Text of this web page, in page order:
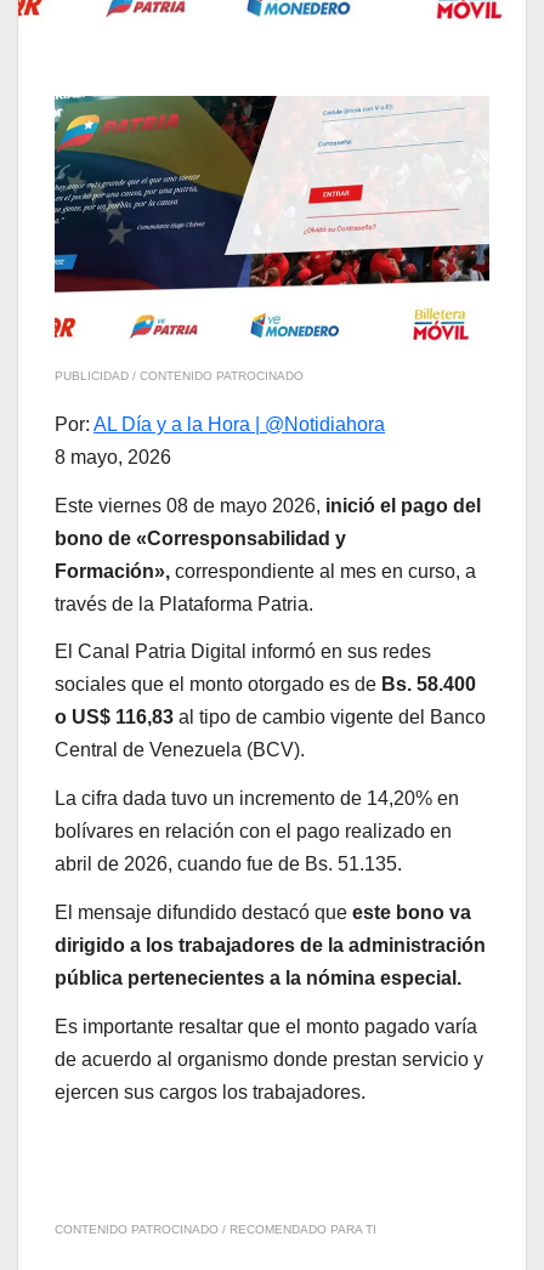
PUBLICIDAD / CONTENIDO PATROCINADO
Por: AL Día y a la Hora | @Notidiahora
8 mayo, 2026
Este viernes 08 de mayo 2026, inició el pago del
bono de «Corresponsabilidad y
Formación», correspondiente al mes en curso, a
través de la Plataforma Patria.
El Canal Patria Digital informó en sus redes
sociales que el monto otorgado es de Bs. 58.400
o US$ 116,83 al tipo de cambio vigente del Banco
Central de Venezuela (BCV).
La cifra dada tuvo un incremento de 14,20% en
bolívares en relación con el pago realizado en
abril de 2026, cuando fue de Bs. 51.135.
El mensaje difundido destacó que este bono va
dirigido a los trabajadores de la administración
pública pertenecientes a la nómina especial.
Es importante resaltar que el monto pagado varía
de acuerdo al organismo donde prestan servicio y
ejercen sus cargos los trabajadores.
CONTENIDO PATROCINADO / RECOMENDADO PARA TI